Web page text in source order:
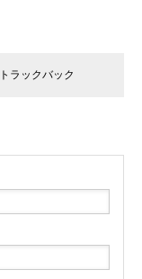
ラックバック